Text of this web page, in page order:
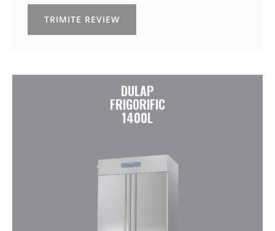
TRIMITE REVIEW
DULAP
FRIGORIFIC
1400L